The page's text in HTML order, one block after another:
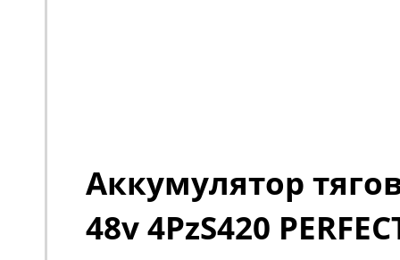
Аккумулятор
48v 4PzS420